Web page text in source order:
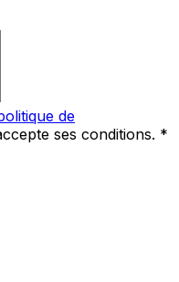
de
ses conditions. *